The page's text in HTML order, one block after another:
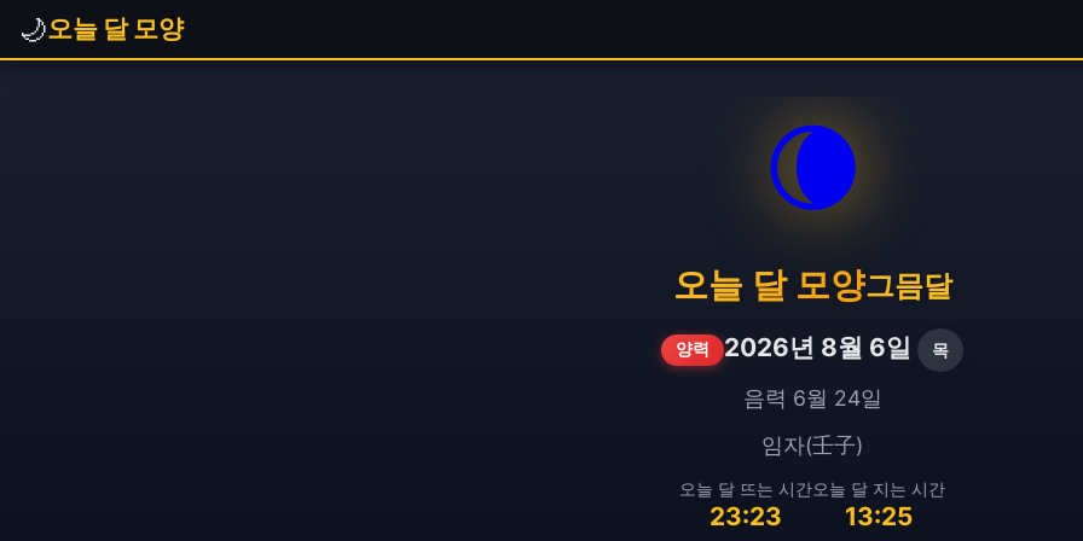
🌙오늘 달 모양
🌘
오늘 달 모양그믐달
양력 2026년 8월 6일 목
음력 6월 24일
임자(壬子)
오늘 달 뜨는 시간
23:23
오늘 달 지는 시간
13:25